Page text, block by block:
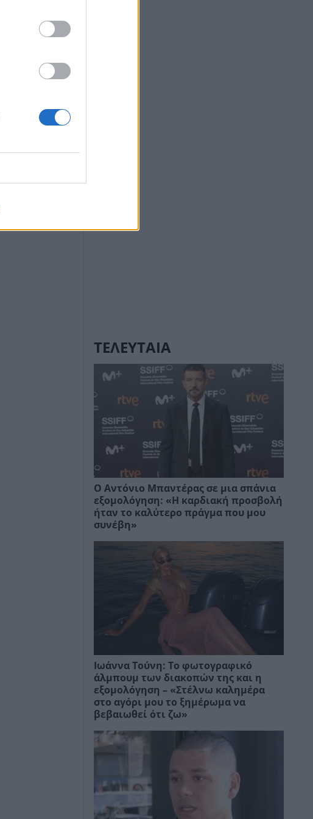
ΤΕΛΕΥΤΑΙΑ
Ο Αντόνιο Μπαντέρας σε μια σπάνια
εξομολόγηση: «Η καρδιακή προσβολή
ήταν το καλύτερο πράγμα που μου
συνέβη»
Ιωάννα Τούνη: Το φωτογραφικό
άλμπουμ των διακοπών της και η
εξομολόγηση – «Στέλνω καλημέρα
στο αγόρι μου το ξημέρωμα να
βεβαιωθεί ότι ζω»